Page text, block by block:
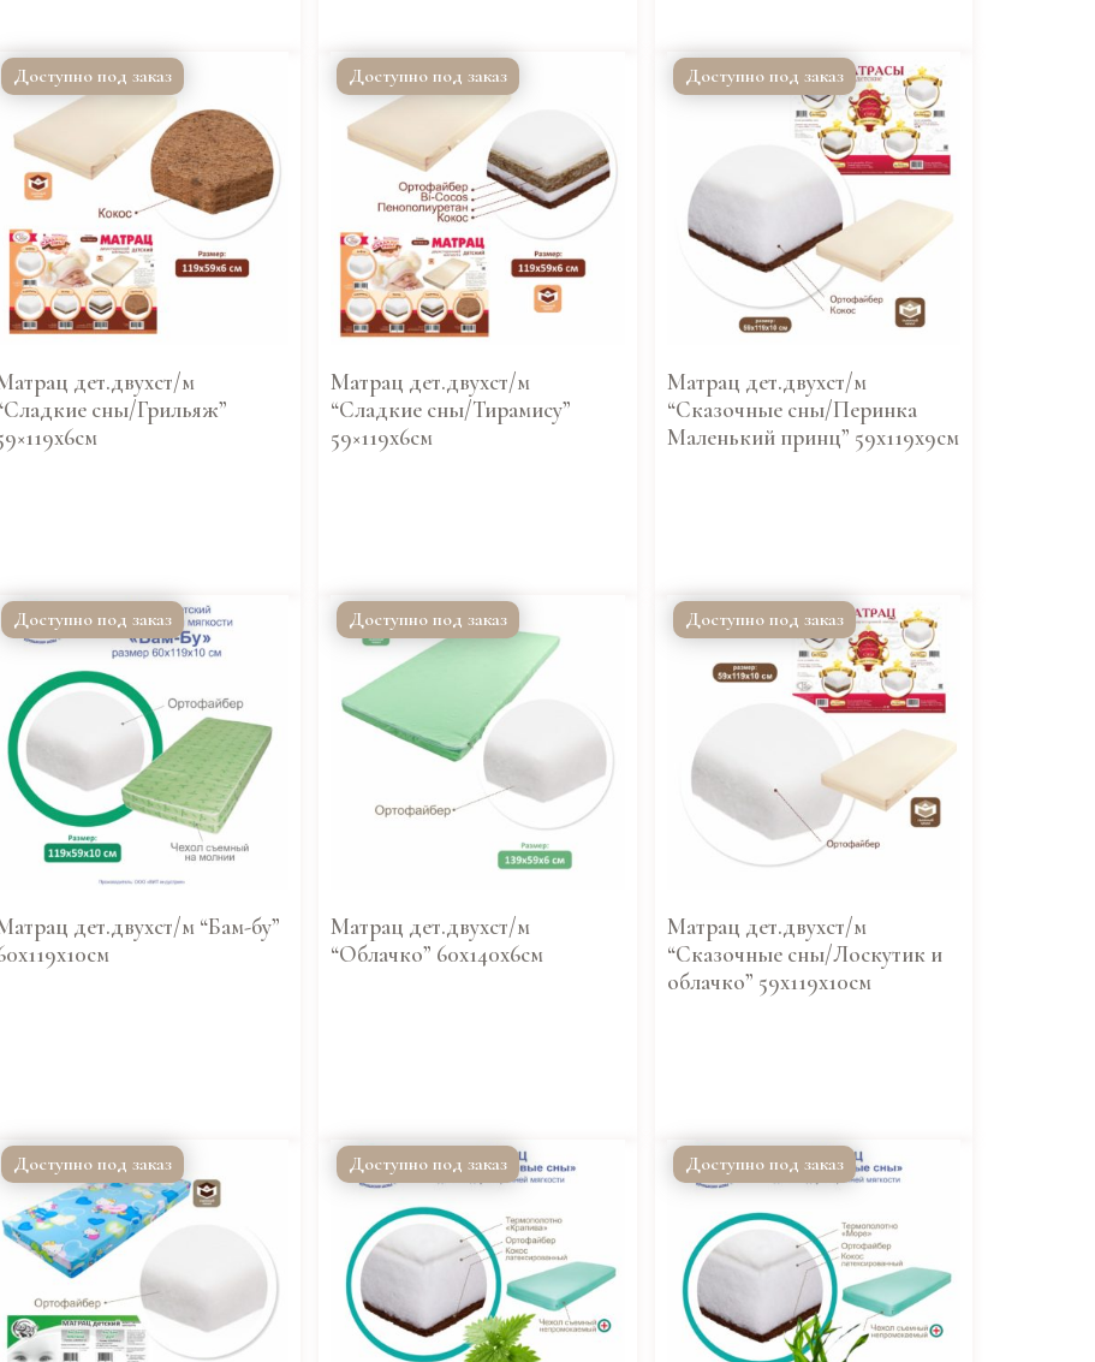
Доступно под заказ
дет.двухст/м
сны/Грильяж”
Доступно под заказ
Матрац дет.двухст/м
“Сладкие сны/Тирамису”
59×119х6см
Доступно под заказ
Матрац дет.двухст/м
“Сказочные сны/Перинка
Маленький принц” 59х119х9см
Доступно под заказ
дет.двухст/м “Бам-бу”
Доступно под заказ
Матрац дет.двухст/м
“Облачко” 60х140х6см
Доступно под заказ
Матрац дет.двухст/м
“Сказочные сны/Лоскутик и
облачко” 59х119х10см
Доступно под заказ Доступно под заказ Доступно под заказ